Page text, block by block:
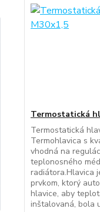
Termostatická
Termostatická
Termohlavica s
vhodná na
teplonosného
radiátora.Hlavica
prvkom, ktorý
hlavice, aby
inštalovaná, bola